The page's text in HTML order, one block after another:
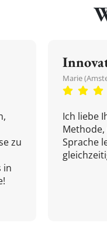
zu
in
Marie
Ich liebe
Sprache